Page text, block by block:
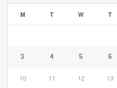
M T W T
3 4 5 6
10 11 12 13